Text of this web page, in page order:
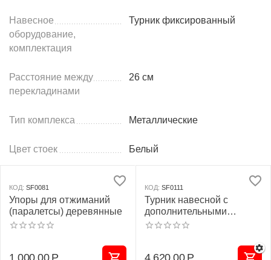
Навесное
оборудование,
комплектация
Турник фиксированный
Расстояние между
перекладинами
26 см
Тип комплекса Металлические
Цвет стоек Белый
КОД: SF0081
Упоры для отжиманий
(паралетсы) деревянные
1 000.00 Р
КОД: SF0111
Турник навесной c
дополнительными
хватами для шведской
4 620.00 Р